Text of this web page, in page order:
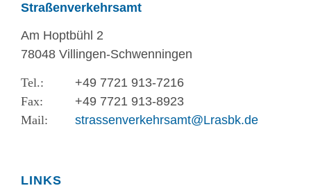
Straßenverkehrsamt
Am Hoptbühl 2
78048 Villingen-Schwenningen
+49 7721 913-7216
+49 7721 913-8923
strassenverkehrsamt@Lrasbk.de
LINKS